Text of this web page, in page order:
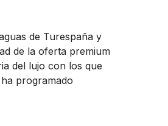
de Turespaña y
de la oferta premium
del lujo con los que
programado